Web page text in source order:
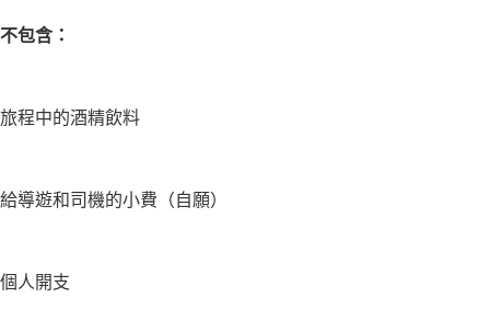
不包含：
旅程中的酒精飲料
給導遊和司機的小費（自願）
個人開支